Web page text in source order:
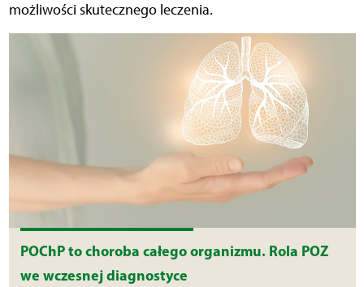
możliwości skutecznego leczenia.
POChP to choroba całego organizmu. Rola POZ
we wczesnej diagnostyce